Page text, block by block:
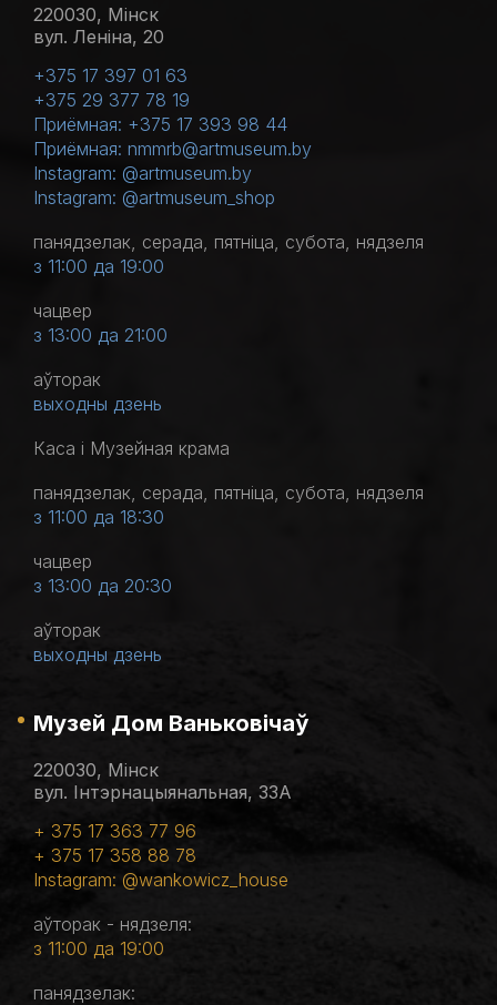
220030, Мінск
вул. Леніна, 20
+375 17 397 01 63
+375 29 377 78 19
Приёмная: +375 17 393 98 44
Приёмная: nmmrb@artmuseum.by
Instagram: @artmuseum.by
Instagram: @artmuseum_shop
панядзелак, серада, пятніца, субота, нядзеля
з 11:00 да 19:00
чацвер
з 13:00 да 21:00
аўторак
выходны дзень
Каса і Музейная крама
панядзелак, серада, пятніца, субота, нядзеля
з 11:00 да 18:30
чацвер
з 13:00 да 20:30
аўторак
выходны дзень
Музей Дом Ваньковічаў
220030, Мінск
вул. Інтэрнацыянальная, 33А
+ 375 17 363 77 96
+ 375 17 358 88 78
Instagram: @wankowicz_house
аўторак - нядзеля:
з 11:00 да 19:00
панядзелак: